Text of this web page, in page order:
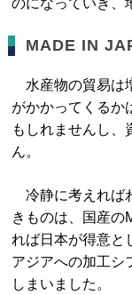
のになっていき、
MADE IN
水産物の貿易は
がかかってくるか
もしれませんし、
ん。
冷静に考えれば
きものは、国産の
れば日本が得意と
アジアへの加工シ
しまいました。